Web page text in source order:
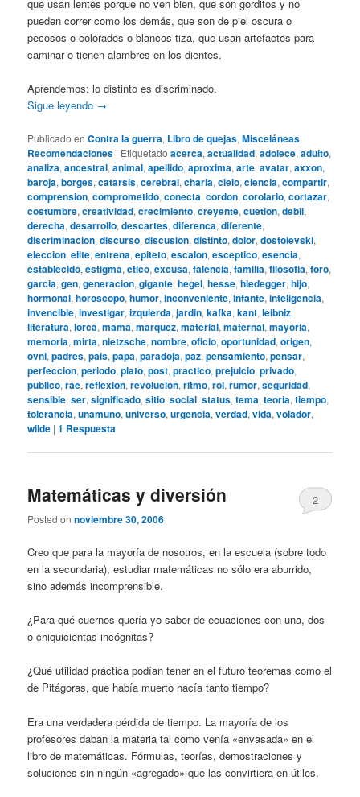
que usan lentes porque no ven bien, que son gorditos y no
pueden correr como los demás, que son de piel oscura o
pecosos o colorados o blancos tiza, que usan artefactos para
caminar o tienen alambres en los dientes.
Aprendemos: lo distinto es discriminado.
Sigue leyendo →
Publicado en Contra la guerra, Libro de quejas,Misceláneas,
Recomendaciones | Etiquetado acerca,actualidad,adolece,adulto,
analiza,ancestral,animal,apellido,aproxima,arte,avatar,axxon,
baroja,borges,catarsis,cerebral,charla,cielo,ciencia,compartir,
comprension,comprometido,conecta,cordon,corolario,cortazar,
costumbre,creatividad,crecimiento,creyente,cuetion,debil,
derecha,desarrollo,descartes,diferenca,diferente,
discriminacion,discurso,discusion,distinto,dolor,dostoievski,
eleccion,elite,entrena,epiteto,escalon,esceptico,esencia,
establecido,estigma,etico,excusa,falencia,familia,filosofia,foro,
garcia,gen,generacion,gigante,hegel,hesse,hiedegger,hijo,
hormonal,horoscopo,humor,inconveniente,infante,inteligencia,
invencible,investigar,izquierda,jardin,kafka,kant,leibniz,
literatura,lorca,mama,marquez,material,maternal,mayoria,
memoria,mirta,nietzsche,nombre,oficio,oportunidad,origen,
ovni,padres,pais,papa,paradoja,paz,pensamiento,pensar,
perfeccion,periodo,plato,post,practico,prejuicio,privado,
publico,rae,reflexion,revolucion,ritmo,rol,rumor,seguridad,
sensible,ser,significado,sitio,social,status,tema,teoria,tiempo,
tolerancia,unamuno,universo,urgencia,verdad,vida,volador,
wilde |1 Respuesta
Matemáticas y diversión
Posted onnoviembre 30, 2006
2
Creo que para la mayoría de nosotros, en la escuela (sobre todo
en la secundaria), estudiar matemáticas no sólo era aburrido,
sino además incomprensible.
¿Para qué cuernos quería yo saber de ecuaciones con una, dos
o chiquicientas incógnitas?
¿Qué utilidad práctica podían tener en el futuro teoremas como el
de Pitágoras, que había muerto hacía tanto tiempo?
Era una verdadera pérdida de tiempo. La mayoría de los
profesores daban la materia tal como venía «envasada» en el
libro de matemáticas. Fórmulas, teorías, demostraciones y
soluciones sin ningún «agregado» que las convirtiera en útiles.